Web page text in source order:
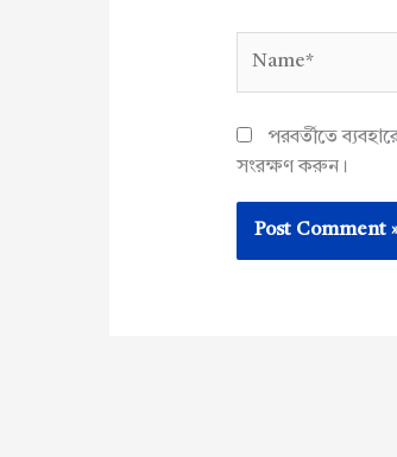
পরবর্তীতে
সংরক্ষণ করুন।